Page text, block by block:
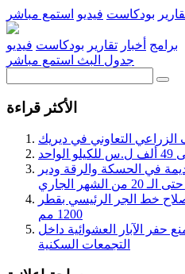
بودكاست فيديو استمع مباشر
برامج أخبار تقارير بودكاست فيديو
جدول البث استمع مباشر
الأكثر قراءة
الزراعي التعاوني في ديريك
في الحسكة والرقة ودير
20 من الشهر الجاري
خط الجر الرئيسي بقطر
1200 مم
حفر الآبار العشوائية داخل
التجمعات السكنية